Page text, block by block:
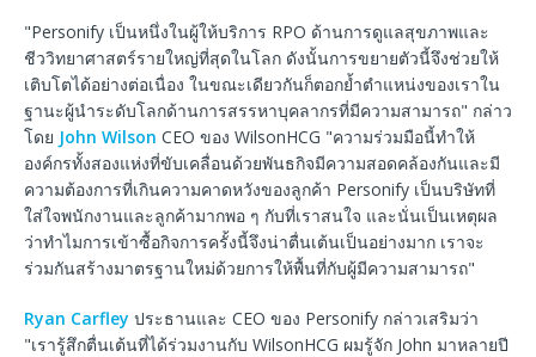
"Personify เป็นหนึ่งในผู้ให้บริการ RPO ด้านการดูแลสุขภาพและ
ชีววิทยาศาสตร์รายใหญ่ที่สุดในโลก ดังนั้นการขยายตัวนี้จึงช่วยให้
เติบโตได้อย่างต่อเนื่อง ในขณะเดียวกันก็ตอกย้ำตำแหน่งของเราใน
ฐานะผู้นำระดับโลกด้านการสรรหาบุคลากรที่มีความสามารถ" กล่าว
โดย John Wilson CEO ของ WilsonHCG "ความร่วมมือนี้ทำให้
องค์กรทั้งสองแห่งที่ขับเคลื่อนด้วยพันธกิจมีความสอดคล้องกันและมี
ความต้องการที่เกินความคาดหวังของลูกค้า Personify เป็นบริษัทที่
ใส่ใจพนักงานและลูกค้ามากพอ ๆ กับที่เราสนใจ และนั่นเป็นเหตุผล
ว่าทำไมการเข้าซื้อกิจการครั้งนี้จึงน่าตื่นเต้นเป็นอย่างมาก เราจะ
ร่วมกันสร้างมาตรฐานใหม่ด้วยการให้พื้นที่กับผู้มีความสามารถ"
Ryan Carfley ประธานและ CEO ของ Personify กล่าวเสริมว่า
"เรารู้สึกตื่นเต้นที่ได้ร่วมงานกับ WilsonHCG ผมรู้จัก John มาหลายปี